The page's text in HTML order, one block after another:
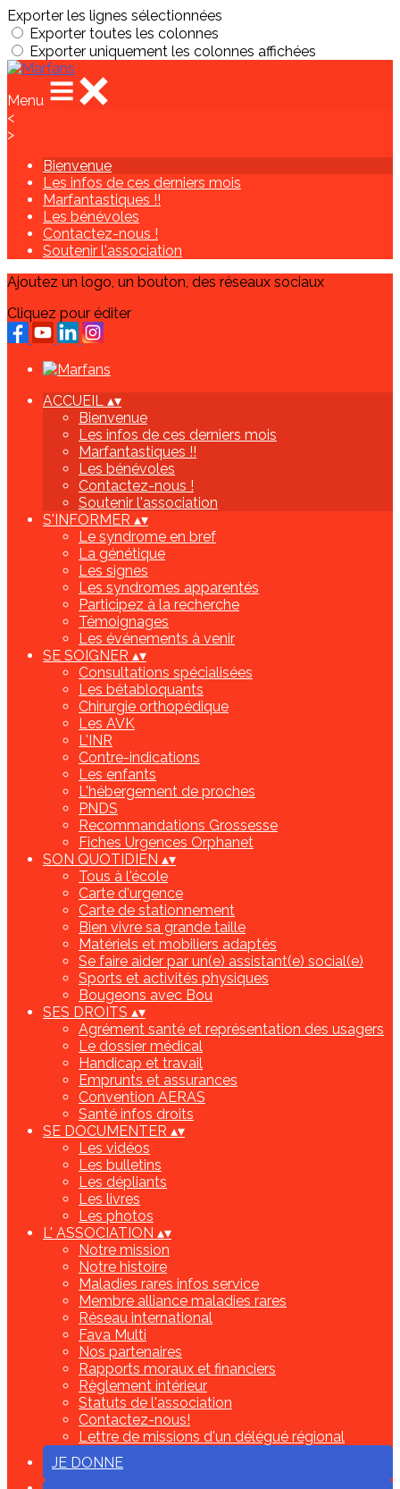
Exporter les lignes sélectionnées
Exporter toutes les colonnes
Exporter uniquement les colonnes affichées
Menu
<
>
Bienvenue
Les infos de ces derniers mois
Marfantastiques !!
Les bénévoles
Contactez-nous !
Soutenir l'association
Ajoutez un logo, un bouton, des réseaux sociaux
Cliquez pour éditer
ACCUEIL ▴▾
Bienvenue
Les infos de ces derniers mois
Marfantastiques !!
Les bénévoles
Contactez-nous !
Soutenir l'association
S'INFORMER ▴▾
Le syndrome en bref
La génétique
Les signes
Les syndromes apparentés
Participez à la recherche
Témoignages
Les événements à venir
SE SOIGNER ▴▾
Consultations spécialisées
Les bétabloquants
Chirurgie orthopédique
Les AVK
L'INR
Contre-indications
Les enfants
L'hébergement de proches
PNDS
Recommandations Grossesse
Fiches Urgences Orphanet
SON QUOTIDIEN ▴▾
Tous à l'école
Carte d'urgence
Carte de stationnement
Bien vivre sa grande taille
Matériels et mobiliers adaptés
Se faire aider par un(e) assistant(e) social(e)
Sports et activités physiques
Bougeons avec Bou
SES DROITS ▴▾
Agrément santé et représentation des usagers
Le dossier médical
Handicap et travail
Emprunts et assurances
Convention AERAS
Santé infos droits
SE DOCUMENTER ▴▾
Les vidéos
Les bulletins
Les dépliants
Les livres
Les photos
L' ASSOCIATION ▴▾
Notre mission
Notre histoire
Maladies rares infos service
Membre alliance maladies rares
Réseau international
Fava Multi
Nos partenaires
Rapports moraux et financiers
Règlement intérieur
Statuts de l'association
Contactez-nous!
Lettre de missions d'un délégué régional
JE DONNE